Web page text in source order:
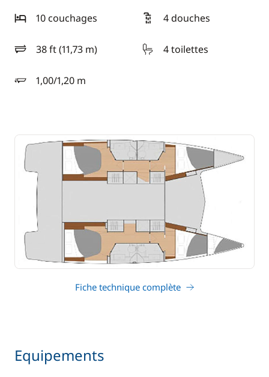
10 couchages
4 douches
38 ft (11,73 m)
longueur 4 toilettes
1,00/1,20 m
tirant d'eau
Fiche technique complète
Equipements